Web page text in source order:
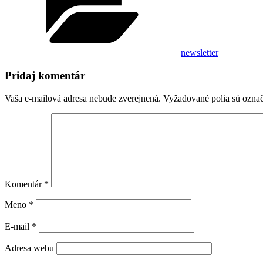
newsletter
Pridaj komentár
Vaša e-mailová adresa nebude zverejnená. Vyžadované polia sú
Komentár *
Meno *
E-mail *
Adresa webu